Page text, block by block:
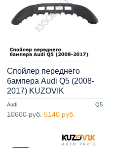
Audi Q5
Спойлер переднего
бампера Audi Q5 (2008-
2017) KUZOVIK
10600 руб. 5140 руб.